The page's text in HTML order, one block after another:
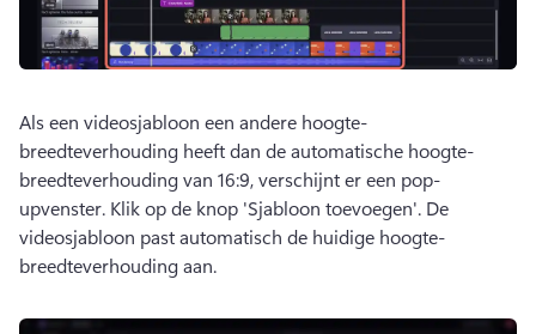
Als een videosjabloon een andere hoogte-
breedteverhouding heeft dan de automatische hoogte-
breedteverhouding van 16:9, verschijnt er een pop-
upvenster. Klik op de knop 'Sjabloon toevoegen'. De
videosjabloon past automatisch de huidige hoogte-
breedteverhouding aan.